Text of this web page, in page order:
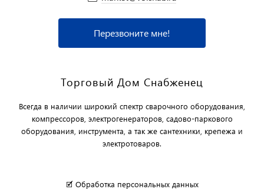
Перезвоните мне!
Торговый Дом Снабженец
Всегда в наличии широкий спектр сварочного оборудования,
компрессоров, электрогенераторов, садово-паркового
оборудования, инструмента, а так же сантехники, крепежа и
электротоваров.
🗹 Обработка персональных данных